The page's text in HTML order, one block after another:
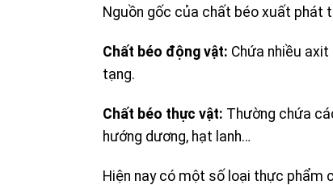
Nguồn gốc của chất béo xuất phát
Chất béo động vật: Chứa nhiều
tạng.
Chất béo thực vật: Thường chứa
hướng dương, hạt lanh…
Hiện nay có một số loại thực phẩm